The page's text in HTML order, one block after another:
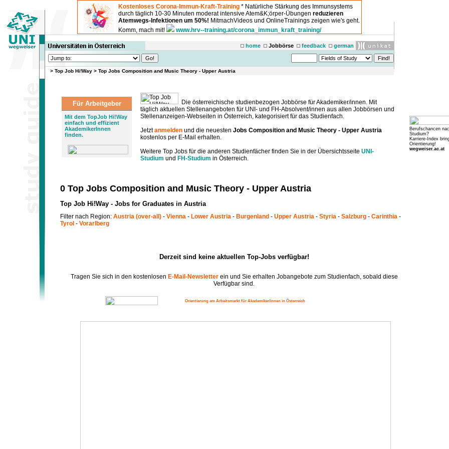
Kostenloses Corona-Immun-Kraft-Training * Natürliche Stärkung des Immunsystems
durch täglich 10-30 Minuten moderat intensive Atem&K;örper-Übungen reduzieren
Atemwegs-Infektionen um 50%! MitmachVideos und OnlineTrainings zeigen wie's geht.
Komm, mach mit!
www.hrv--training.at/corona_immun_kraft_training/
home Jobbörse feedback german
> Top Job Hi!Way > Top Jobs Composition and Music Theory - Upper Austria
Für Arbeitgeber
Mit dem TopJob Hi!Way
einfach und effizient
AkademikerInnen
finden.
Die österreichische studienbezogen Jobbörse für Akademiker/innen. Mit
täglich aktuellen Stellenangeboten für UNI- und FH-Absolvent/innen aus allen Jobbörsen und
Stellenanzeigen-Webseiten in Österreich, kategorisiert für das Studienfach.
Jetztanmelden und die neuesten Jobs Composition and Music Theory - Upper Austria
kostenlos per E-Mail erhalten.
Weitere Top Jobs für die anderen Studienfächer finden Sie in der Übersichtsseite UNI-
Studium und FH-Studium in Österreich.
0 Top Jobs Composition and Music Theory - Upper Austria
Top Job Hi!Way - Jobs for Graduates in Austria
Filter nach Region: Austria (over-all) - Vienna - Lower Austria - Burgenland - Upper Austria - Styria - Salzburg - Carinthia -
Tyrol - Vorarlberg
Derzeit sind keine aktuellen Top-Jobs verfügbar!
Tragen Sie sich in den kostenlosen E-Mail-Newsletterein und Sie erhalten Jobangebote zum Studienfach, sobald diese
Verfügbar sind.
Orientierung am Arbeitsmarkt für Akademiker/innen in Österreich
Berufschancen
Studium?
Karriere-Index
Orientierung!
wegweiser.ac.at